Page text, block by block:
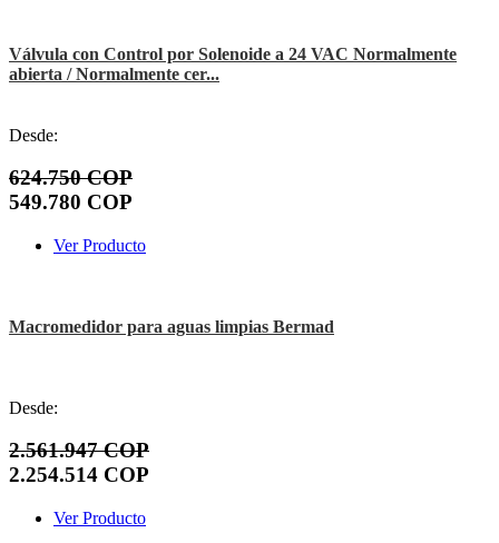
Válvula con Control por Solenoide a 24 VAC Normalmente
abierta / Normalmente cer...
Desde:
624.750 COP
549.780 COP
Ver Producto
Macromedidor para aguas limpias Bermad
Desde:
2.561.947 COP
2.254.514 COP
Ver Producto